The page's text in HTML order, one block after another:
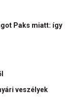
Paks miatt: így
veszélyek